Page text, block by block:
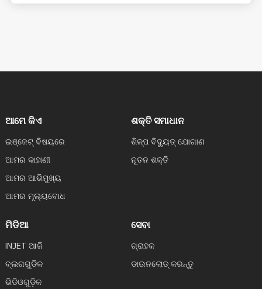
ଆମେ କିଏ
ଇଞ୍ଜେଟ୍ ବିଷୟରେ
ଆମର କାହାଣୀ
ଆମର ଆଭିମୁଖ୍ୟ
ଆମର ମୂଲ୍ୟବୋଧ
ଶକ୍ତି ସମାଧାନ
ଶିଳ୍ପ ବିଦ୍ୟୁତ୍ ଯୋଗାଣ
ନୂତନ ଶକ୍ତି
ମିଡିଆ
INJET ଆଜି
ବ୍ଲଗଗୁଡିକ
ଭିଡିଓଗୁଡ଼ିକ
ସେବା
ଗ୍ରାହକ
ଡାଉନଲୋଡ୍ କରନ୍ତୁ